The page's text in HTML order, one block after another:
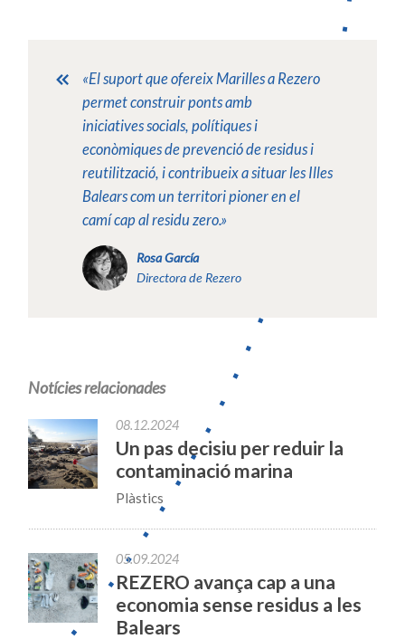
«El suport que ofereix Marilles a Rezero
permet construir ponts amb
iniciatives socials, polítiques i
econòmiques de prevenció de residus i
reutilització, i contribueix a situar les Illes
Balears com un territori pioner en el
camí cap al residu zero.»
Rosa García
Directora de Rezero
Notícies relacionades
08.12.2024
Un pas decisiu per reduir la
contaminació marina
Plàstics
05.09.2024
REZERO avança cap a una
economia sense residus a les
Balears